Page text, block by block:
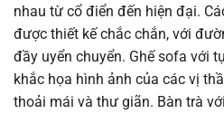
nhau từ cổ điển đến hiện đại.
được thiết kế chắc chắn, với
đầy uyển chuyển. Ghế sofa với
khắc họa hình ảnh của các vị
thoải mái và thư giãn. Bàn trà